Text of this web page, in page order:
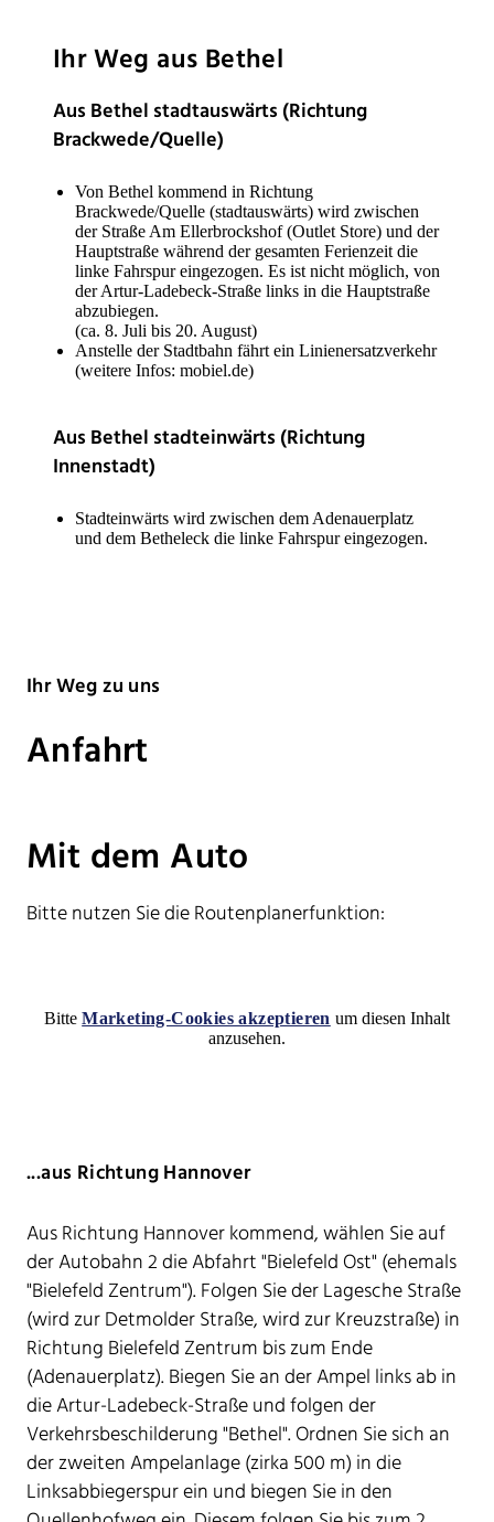
­Ihr Weg aus Bethel
Aus Bethel stadtauswärts (Richtung
Brackwede/Quelle)
Von Bethel kommend in Richtung
Brackwede/Quelle (stadtauswärts) wird zwischen
der Straße Am Ellerbrockshof (Outlet Store) und der
Hauptstraße während der gesamten Ferienzeit die
linke Fahrspur eingezogen. Es ist nicht möglich, von
der Artur-Ladebeck-Straße links in die Hauptstraße
abzubiegen.
(ca. 8. Juli bis 20. August)
Anstelle der Stadtbahn fährt ein Linienersatzverkehr
(weitere Infos: mobiel.de)
Aus Bethel stadteinwärts (Richtung
Innenstadt)
Stadteinwärts wird zwischen dem Adenauerplatz
und dem Betheleck die linke Fahrspur eingezogen.
Ihr Weg zu uns
Anfahrt
Mit dem Auto
Bitte nutzen Sie die Routenplanerfunktion:
BitteMarketing-Cookies akzeptieren um diesen Inhalt
anzusehen.
...aus Richtung Hannover
Aus Richtung Hannover kommend, wählen Sie auf
der Autobahn 2 die Abfahrt "Bielefeld Ost" (ehemals
"Bielefeld Zentrum"). Folgen Sie der Lagesche Straße
(wird zur Detmolder Straße, wird zur Kreuzstraße) in
Richtung Bielefeld Zentrum bis zum Ende
(Adenauerplatz). Biegen Sie an der Ampel links ab in
die Artur-Ladebeck-Straße und folgen der
Verkehrsbeschilderung "Bethel". Ordnen Sie sich an
der zweiten Ampelanlage (zirka 500 m) in die
Linksabbiegerspur ein und biegen Sie in den